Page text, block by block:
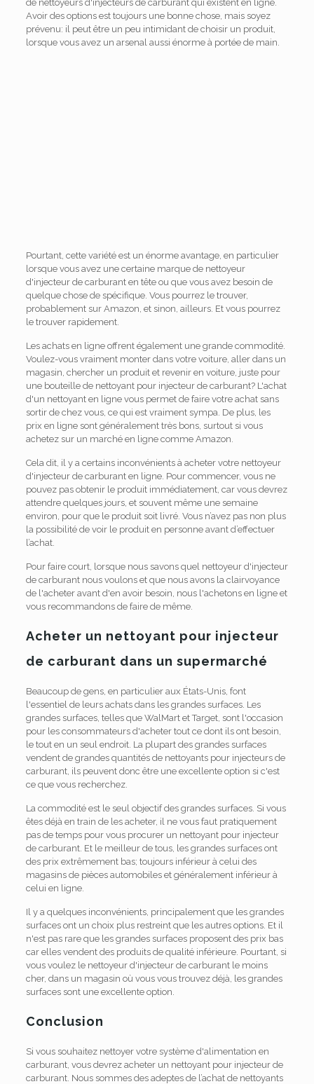
de nettoyeurs d'injecteurs de carburant qui existent en ligne.
Avoir des options est toujours une bonne chose, mais soyez
prévenu: il peut être un peu intimidant de choisir un produit,
lorsque vous avez un arsenal aussi énorme à portée de main.
Pourtant, cette variété est un énorme avantage, en particulier
lorsque vous avez une certaine marque de nettoyeur
d'injecteur de carburant en tête ou que vous avez besoin de
quelque chose de spécifique. Vous pourrez le trouver,
probablement sur Amazon, et sinon, ailleurs. Et vous pourrez
le trouver rapidement.
Les achats en ligne offrent également une grande commodité.
Voulez-vous vraiment monter dans votre voiture, aller dans un
magasin, chercher un produit et revenir en voiture, juste pour
une bouteille de nettoyant pour injecteur de carburant? L'achat
d'un nettoyant en ligne vous permet de faire votre achat sans
sortir de chez vous, ce qui est vraiment sympa. De plus, les
prix en ligne sont généralement très bons, surtout si vous
achetez sur un marché en ligne comme Amazon.
Cela dit, il y a certains inconvénients à acheter votre nettoyeur
d'injecteur de carburant en ligne. Pour commencer, vous ne
pouvez pas obtenir le produit immédiatement, car vous devrez
attendre quelques jours, et souvent même une semaine
environ, pour que le produit soit livré. Vous n’avez pas non plus
la possibilité de voir le produit en personne avant d’effectuer
l’achat.
Pour faire court, lorsque nous savons quel nettoyeur d'injecteur
de carburant nous voulons et que nous avons la clairvoyance
de l'acheter avant d'en avoir besoin, nous l'achetons en ligne et
vous recommandons de faire de même.
Acheter un nettoyant pour injecteur
de carburant dans un supermarché
Beaucoup de gens, en particulier aux États-Unis, font
l'essentiel de leurs achats dans les grandes surfaces. Les
grandes surfaces, telles que WalMart et Target, sont l'occasion
pour les consommateurs d'acheter tout ce dont ils ont besoin,
le tout en un seul endroit. La plupart des grandes surfaces
vendent de grandes quantités de nettoyants pour injecteurs de
carburant, ils peuvent donc être une excellente option si c'est
ce que vous recherchez.
La commodité est le seul objectif des grandes surfaces. Si vous
êtes déjà en train de les acheter, il ne vous faut pratiquement
pas de temps pour vous procurer un nettoyant pour injecteur
de carburant. Et le meilleur de tous, les grandes surfaces ont
des prix extrêmement bas; toujours inférieur à celui des
magasins de pièces automobiles et généralement inférieur à
celui en ligne.
Il y a quelques inconvénients, principalement que les grandes
surfaces ont un choix plus restreint que les autres options. Et il
n'est pas rare que les grandes surfaces proposent des prix bas
car elles vendent des produits de qualité inférieure. Pourtant, si
vous voulez le nettoyeur d'injecteur de carburant le moins
cher, dans un magasin où vous vous trouvez déjà, les grandes
surfaces sont une excellente option.
Conclusion
Si vous souhaitez nettoyer votre système d'alimentation en
carburant, vous devrez acheter un nettoyant pour injecteur de
carburant. Nous sommes des adeptes de l’achat de nettoyants